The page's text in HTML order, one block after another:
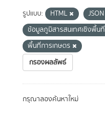
รูปแบบ: HTML JSON
ข้อมูลภูมิสารสนเทศเชิงพื้นที่
พื้นที่การเกษตร
กรองผลลัพธ์
กรุณาลองค้นหาใหม่